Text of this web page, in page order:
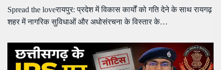
Spread the loveरायपुर: प्रदेश में विकास कार्यों को गति देने के साथ रायगढ़
शहर में नागरिक सुविधाओं और अधोसंरचना के विस्तार के…